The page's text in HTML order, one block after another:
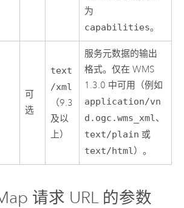
为
capabilities。
可
选
text
/xml
（9.3
及以
上）
服务元数据的输出
格式。仅在 WMS
1.3.0 中可用（例如
application/vn
d.ogc.wms_xml、
text/plain 或
text/html）。
请求 URL 的参数